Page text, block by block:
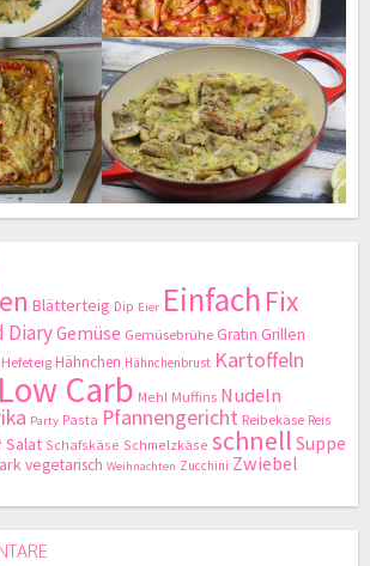
Blätterteig Dip Eier Einfach Fix
DiaryGemüse Gemüsebrühe Gratin Grillen
Hefeteig Hähnchen Hähnchenbrust Kartoffeln
Low Carb Mehl Muffins Nudeln
Party Pasta Pfannengericht Reibekäse Reis
Salat Schafskäse Schmelzkäse schnell Suppe
vegetarisch Weihnachten Zucchini Zwiebel